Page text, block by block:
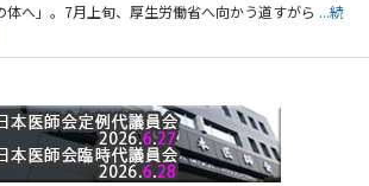
体へ」。7月上旬、厚生労働省へ向かう道すがら ...続